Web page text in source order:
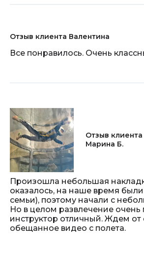
Отзыв клиента Валентина
Все понравилось. Очень
Отзыв клиента
Марина Б.
Произошла небольшая
оказалось, на наше время
семьи), поэтому начали с
Но в целом развлечение очень
инструктор отличный. Ждем от
обещанное видео с полета.